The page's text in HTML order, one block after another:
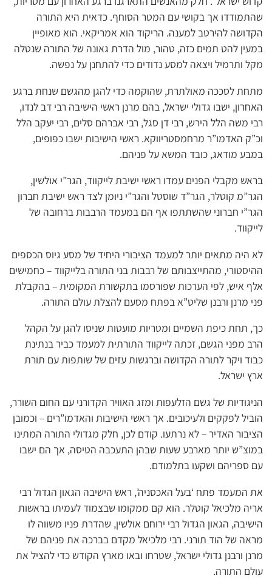
שהתמודדו אך בקושי עם המטר הסוחף. כדאית היא התורה
הקדושה להירטב למענה. הריקוד הוא אמריקאי. הוא מאופיין
במעין להט תמים כזה, טהור, מול הדרת גאונה של התורה שנטלה
מקל ותרמיל ויצאה למסע נדודים כדי להתחנן על נפשה.
מתחת לסככה מאולתרת, שהוקמה כדי להגן מהגשם שנחת ברגע
האחרון, ישבו גדולי ישראל, בהם מרנן ראשי הישיבה רבי דב לנדו,
רבי משה הלל הירש, רבי דן סגל, רבי אברהם סלים, רבי יעקב הלל
וכ”ק האדמו”ר מרחמסטריווקא. ראשי הישיבות ישבו כפופים,
במבע מודאג, כובד המשא על פניהם.
בראש מקבלי הפנים עמדו ראשי ישיבת לייקווד, הגר”י אולשין,
הגר”מ קוטלר, הגר”ד שוסטל והגר”י ניומן לצד ראש ישיבת חברון
הגר”י חברוני שהשתתפו אף הם במעמד הרבבות ברחובה של
לייקווד.
לא היה מתאים יותר למעמד הציבורי היחיד של מסע גיוס הכספים
ההיסטורי, מהתייצבותם של רבבות בני התורה בלייקווד – כחמישים
אלף איש, לפי הערכות שפורסמו בתקשורת המקומית – בהקבלת
פני מרנן ורבנן שליט”א בפתח מסעם להצלת עולם התורה.
כך, תחת כיפת השמיים ומטריות מועטות שניסו להגן על הקהל
הרב מפני הגשם, זכתה לייקווד התורתית למעמד כביר בנתינת
כבוד ויקר לתורה הקדושה וברגשות עזים של שותפות עם תורת
ארץ ישראל.
הניגודיות של גשם הזלעפות ומזג האוויר הקדורני עם החום השורר,
הוביל לפקקים ולעיכובים. אך ראשי הישיבות והאדמו”רים – וכמובן
הציבור האדיר – לא נרתעו. קודם לכן, חלק מגדולי התורה המתינו
במוצ”ש יותר מארבע שעות שבהן התעכבה הטיסה, אך הם ישבו
עם ספריהם ושקעו בתלמודם.
את המעמד פתח ‘בעל האכסניה’, ראש הישיבה הגאון הגדול רבי
אריה מלכיאל קוטלר. הוא קם ממקומו שבצמוד לעמיתו בראשות
הישיבה, הגאון הגדול רבי ירוחם אולשין, שהדרת פניו משווה לו
מראה של הוד תורני. רבי מלכיאל מקדם בברכה את פניהם של
מרנן ורבנן גדולי ישראל, שטרחו ובאו מארץ הקודש כדי להציל את
עולם התורה.